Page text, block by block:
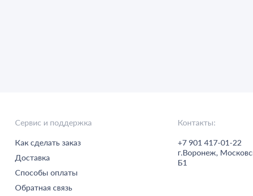
Сервис и поддержка
Как сделать заказ
Доставка
Способы оплаты
Обратная связь
Контакты:
+7 901 417-01-22
г.Воронеж,
Б1